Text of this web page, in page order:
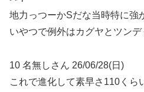
地力っつーかSだな当時特に強
いやつで例外はカグヤとツンデ
10 名無しさん 26/06/28(日)
これで進化して素早さ110くら